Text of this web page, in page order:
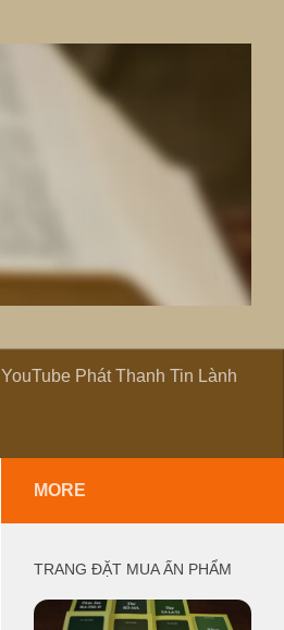
YouTube Phát Thanh Tin Lành
MORE
TRANG ĐẶT MUA ẤN PHẨM